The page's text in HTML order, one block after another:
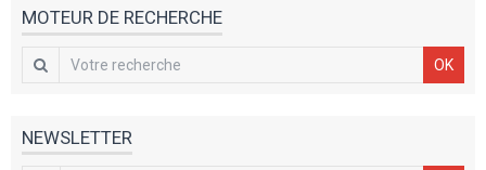
MOTEUR DE RECHERCHE
OK
NEWSLETTER